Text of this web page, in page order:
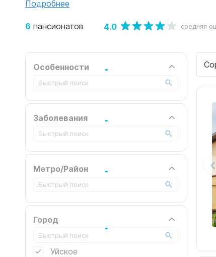
Подробнее
6 пансионатов 4.0 средняя
Особенности
Заболевания
Метро/Район
Город
Уйское